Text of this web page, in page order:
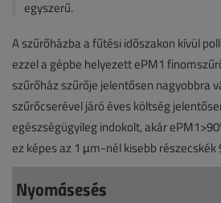
egyszerű.
A szűrőházba a fűtési időszakon kívül
ezzel a gépbe helyezett ePM1
szűrőház szűrője jelentősen nagyobbra
szűrőcserével járó éves költség
egészségügyileg indokolt, akár
ez képes az 1 µm-nél kisebb részecskék
Nyomásesés